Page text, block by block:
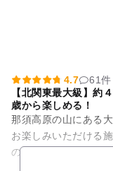
4.7
61件
【北関東最大級】約
歳から楽しめる！
那須高原の山にある大自然の中
お楽しみいただける
の施設もあるので、